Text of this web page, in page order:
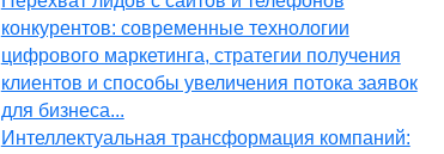
конкурентов: современные технологии
цифрового маркетинга, стратегии получения
клиентов и способы увеличения потока заявок
для бизнеса...
Интеллектуальная трансформация компаний: